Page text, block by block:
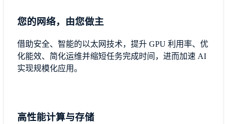
您的网络，由您做主
借助安全、智能的以太网技术，提升 GPU 利用率、优
化能效、简化运维并缩短任务完成时间，进而加速 AI
实现规模化应用。
高性能计算与存储